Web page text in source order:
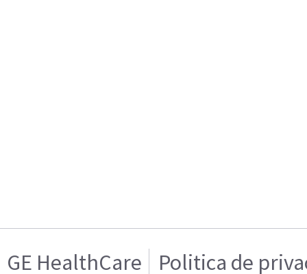
GE HealthCare Politica de